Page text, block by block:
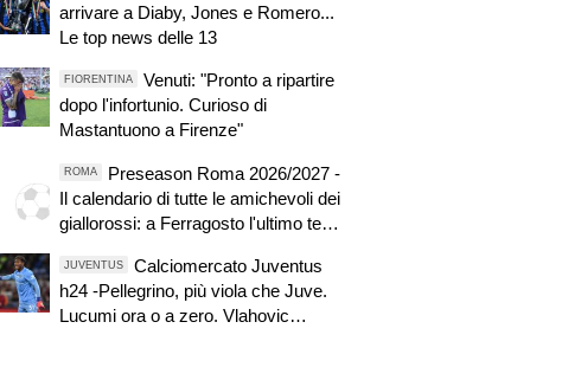
arrivare a Diaby, Jones e Romero...
Le top news delle 13
FIORENTINA
Venuti: "Pronto a ripartire
dopo l'infortunio. Curioso di
Mastantuono a Firenze"
ROMA
Preseason Roma 2026/2027 -
Il calendario di tutte le amichevoli dei
giallorossi: a Ferragosto l'ultimo test
JUVENTUS
Calciomercato Juventus
h24 -Pellegrino, più viola che Juve.
Lucumi ora o a zero. Vlahovic